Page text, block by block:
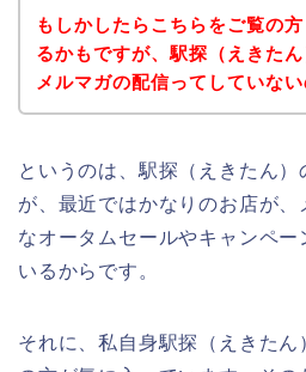
もしかしたらこちらをご覧の
るかもですが、駅探（えきた
メルマガの配信ってしていない
というのは、駅探（えきたん
が、最近ではかなりのお店が
なオータムセールやキャンペー
いるからです。
それに、私自身駅探（えきたん